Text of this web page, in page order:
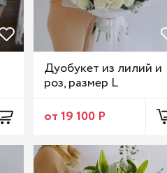
Дуобукет из лилий и
роз, размер L
от 19 100 Р